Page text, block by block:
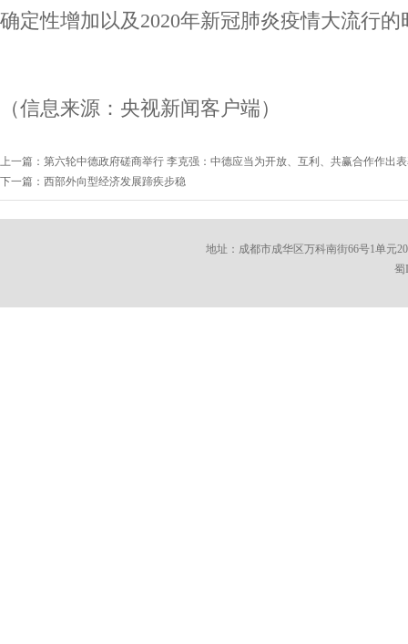
确定性增加以及2020年新冠肺炎疫情大流行
（信息来源：央视新闻客户端）
上一篇：第六轮中德政府磋商举行 李克强：中德应当为开放、互利、共赢合作作出
下一篇：西部外向型经济发展蹄疾步稳
地址：成都市成华区万科南街66号1单元
蜀